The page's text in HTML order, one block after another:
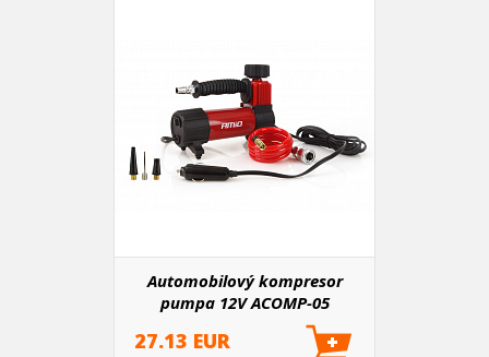
Automobilový kompresor
pumpa 12V ACOMP-05
27.13 EUR